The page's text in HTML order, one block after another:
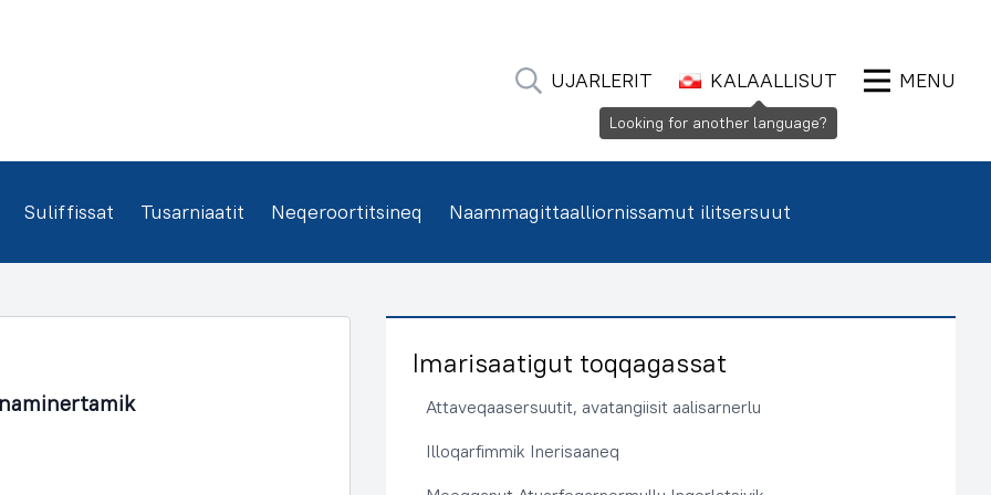
UJARLERIT KALAALLISUT MENU
Suliffissat Tusarniaatit Neqeroortitsineq Naammagittaalliornissamut ilitsersuut
Imarisaatigut toqqagassat
Attaveqaasersuutit, avatangiisit aalisarnerlu
Illoqarfimmik Inerisaaneq
Looking for another language?